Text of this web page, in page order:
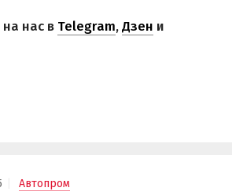
нас в Telegram,Дзен и
Автопром